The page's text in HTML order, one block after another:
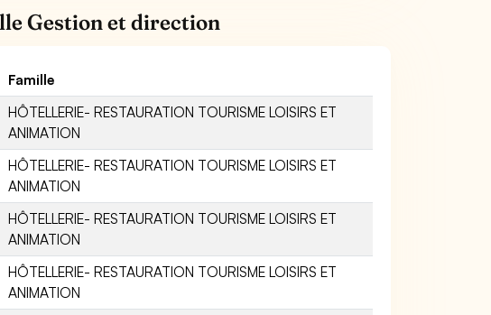
Gestion et direction
Famille
HÔTELLERIE- RESTAURATION TOURISME LOISIRS ET
ANIMATION
HÔTELLERIE- RESTAURATION TOURISME LOISIRS ET
ANIMATION
HÔTELLERIE- RESTAURATION TOURISME LOISIRS ET
ANIMATION
HÔTELLERIE- RESTAURATION TOURISME LOISIRS ET
ANIMATION